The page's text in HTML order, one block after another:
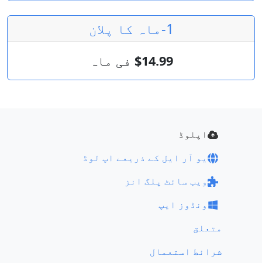
1-ماہ کا پلان
$14.99 فی ماہ
اپلوڈ
یو آر ایل کے ذریعے اپ لوڈ
ویب سائٹ پلگ انز
ونڈوز ایپ
متعلق
شرائط استعمال